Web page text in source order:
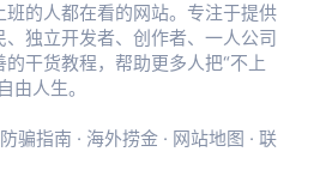
的人都在看的网站。专注于提供
独立开发者、创作者、一人公司
干货教程，帮助更多人把“不上
由人生。
防骗指南 · 海外捞金 · 网站地图 · 联